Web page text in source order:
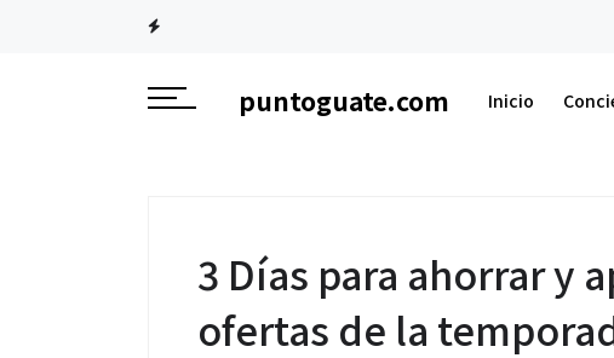
puntoguate.com Inicio
3 Días para ahorrar y
ofertas de la